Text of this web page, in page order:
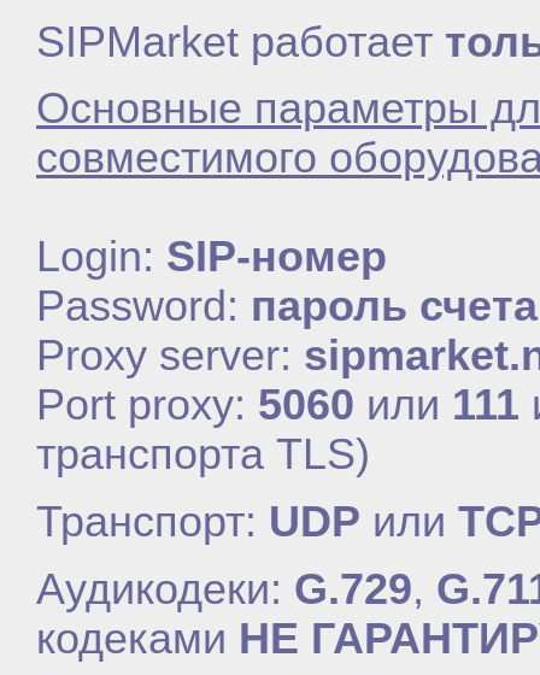
SIPMarket работает
Основные параметры
совместимого
Login: SIP-номер
Password: пароль счета
Proxy server:
Port proxy: 5060 или 111
транспорта TLS)
Транспорт: UDP или
Аудикодеки: G.729,
кодеками НЕ